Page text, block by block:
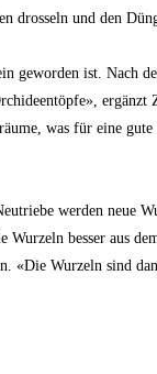
drosseln und den
geworden ist. Nach
ergänzt
was für eine
werden neue
besser aus
«Die Wurzeln sind